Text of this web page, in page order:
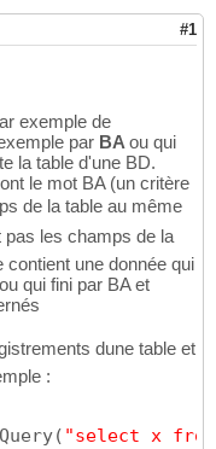
#1
exemple de
par BA ou qui
la table d'une BD.
le mot BA (un critère
de la table au même
pas les champs de la
une donnée qui
qui fini par BA et
dune table et
:
( "select x